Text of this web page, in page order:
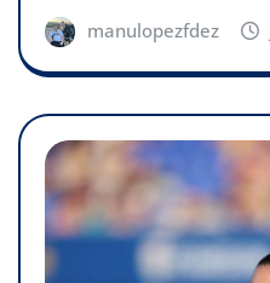
manulopezfdez